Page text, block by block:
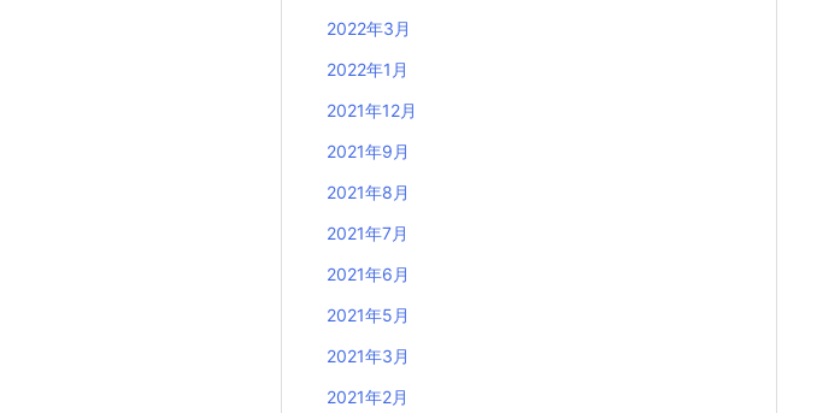
2022年3月
2022年1月
2021年12月
2021年9月
2021年8月
2021年7月
2021年6月
2021年5月
2021年3月
2021年2月